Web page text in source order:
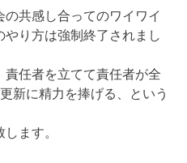
共感し合ってのワイワイ
り方は強制終了されまし
任者を立てて責任者が全
新に精力を捧げる、という
ます。